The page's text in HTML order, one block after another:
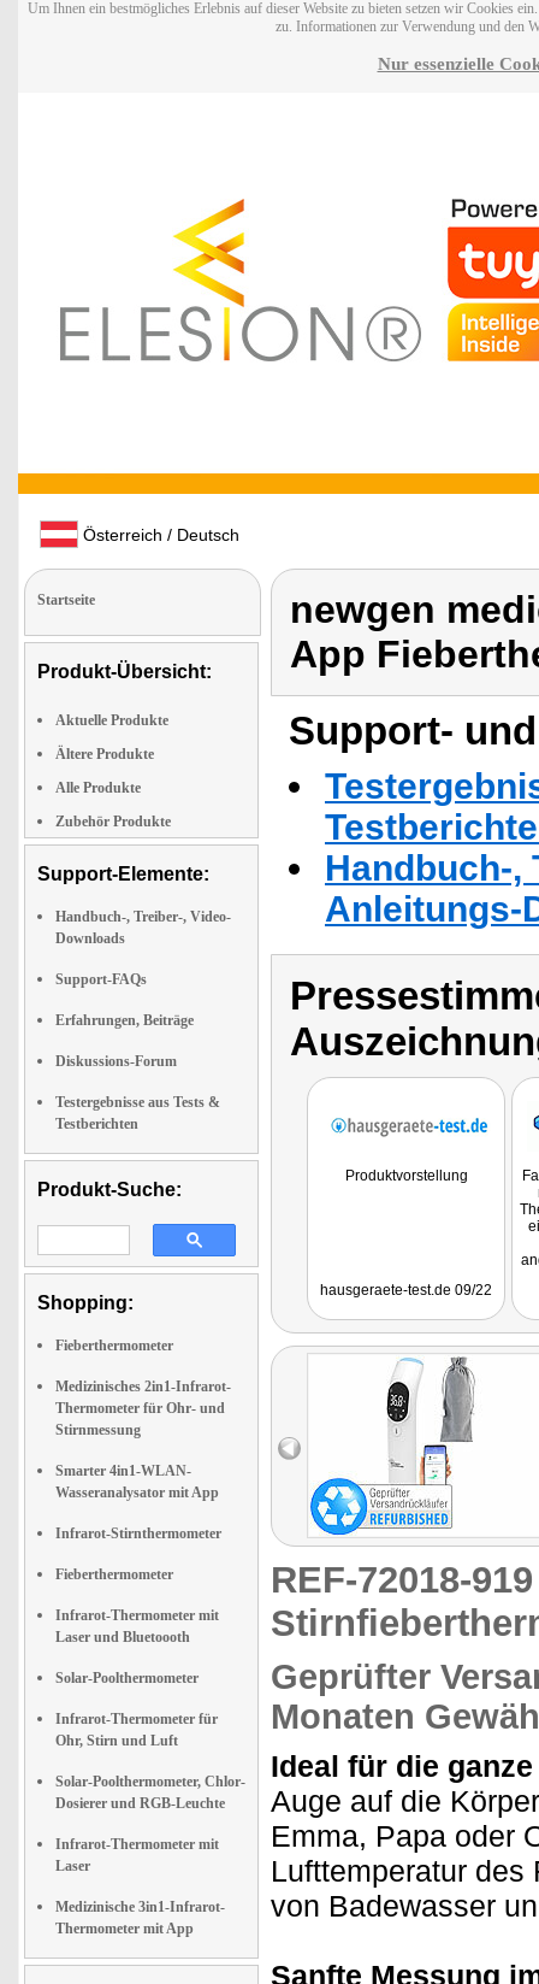
Um Ihnen ein bestmögliches Erlebnis auf dieser Website zu bieten setzen wir Cookies
zu. Informationen zur Verwendung und den
Nur essenzielle
Österreich / Deutsch
Startseite
Produkt-Übersicht:
Aktuelle Produkte
Ältere Produkte
Alle Produkte
Zubehör Produkte
Support-Elemente:
Handbuch-, Treiber-, Video-
Downloads
Support-FAQs
Erfahrungen, Beiträge
Diskussions-Forum
Testergebnisse aus Tests &
Testberichten
Produkt-Suche:
Shopping:
Fieberthermometer
Medizinisches 2in1-Infrarot-
Thermometer für Ohr- und
Stirnmessung
Smarter 4in1-WLAN-
Wasseranalysator mit App
Infrarot-Stirnthermometer
Fieberthermometer
Infrarot-Thermometer mit
Laser und Bluetoooth
Solar-Poolthermometer
Infrarot-Thermometer für
Ohr, Stirn und Luft
Solar-Poolthermometer, Chlor-
Dosierer und RGB-Leuchte
Infrarot-Thermometer mit
Laser
Medizinische 3in1-Infrarot-
Thermometer mit App
newgen
App
Support-
Handbuch-,
Anleitungs-
Produktvorstellung
hausgeraete-test.de 09/22
REF-72018-
Geprüfter
Monaten
Ideal für die
Auge auf die
Emma, Papa oder
Lufttemperatur des
von Badewasser
Sanfte Messung